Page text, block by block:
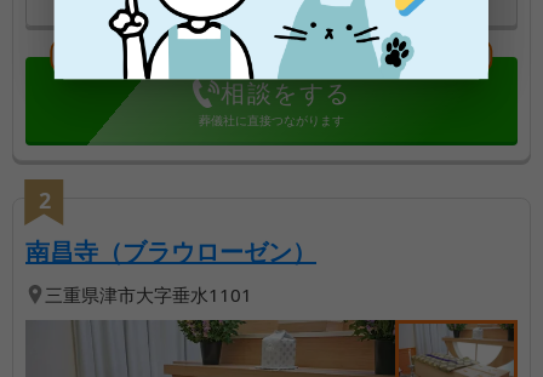
直近で2人が相談しています！
相談をする
葬儀社に直接つながります
2
【第2位】
南昌寺（ブラウローゼン）
三重県津市大字垂水1101